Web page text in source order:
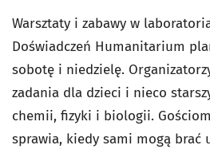
Warsztaty i zabawy w
Doświadczeń Humanitarium
sobotę i niedzielę.
zadania dla dzieci i nieco
chemii, fizyki i biologii.
sprawia, kiedy sami mogą brać